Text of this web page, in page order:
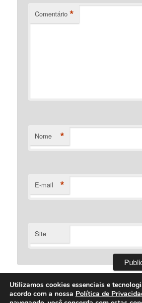
Comentário *
Nome *
E-mail *
Site
Utilizamos cookies essenciais e
acordo com a nossa Política de